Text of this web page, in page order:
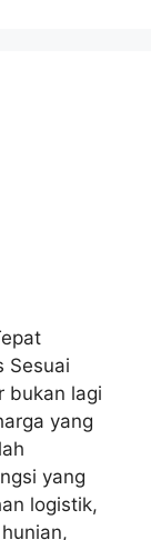
Sesuai
bukan lagi
yang
yang
logistik,